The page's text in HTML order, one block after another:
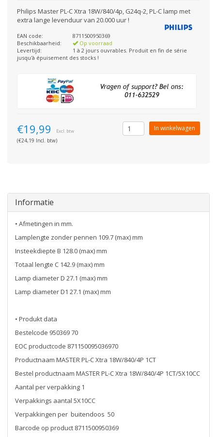
Philips Master PL-C Xtra 18W/840/4p, G24q-2, PL-C lamp met
extra lange levenduur van 20.000 uur !
EAN code:
8711500950369
Beschikbaarheid:
Op voorraad
Levertijd:
1 à 2 jours ouvrables. Produit en fin de série
jusqu'à épuisement des stocks !
€19,99 Excl. btw
(€24,19 Incl. btw)
In winkelwagen
Informatie
• Afmetingen in mm.
Lamplengte zonder pennen 109.7 (max) mm
Insteekdiepte B 128.0 (max) mm
Totaal lengte C 142.9 (max) mm
Lamp diameter D 27.1 (max) mm
Lamp diameter D1 27.1 (max) mm
• Produkt data
Bestelcode 950369 70
EOC productcode 871150095036970
Productnaam MASTER PL-C Xtra 18W/840/4P 1CT
Bestel productnaam MASTER PL-C Xtra 18W/840/4P 1CT/5X10CC
Aantal per verpakking 1
Verpakkings aantal 5X10CC
Verpakkingen per buitendoos 50
Barcode op product 8711500950369